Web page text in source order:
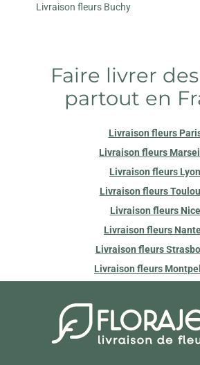
Livraison fleurs Buchy
Faire livrer
partout en
Livraison fleurs
Livraison fleurs
Livraison fleurs Lyon
Livraison fleurs
Livraison fleurs Nice
Livraison fleurs
Livraison fleurs
Livraison fleurs